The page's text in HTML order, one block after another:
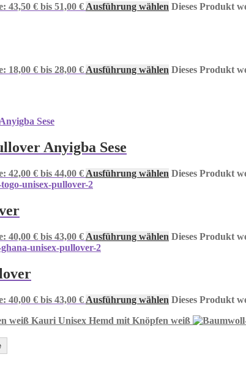
43,50 € bis 51,00 € Ausführung wählen Dieses Produkt
18,00 € bis 28,00 € Ausführung wählen Dieses Produkt
Anyigba Sese
42,00 € bis 44,00 € Ausführung wählen Dieses Produkt
40,00 € bis 43,00 € Ausführung wählen Dieses Produkt
40,00 € bis 43,00 € Ausführung wählen Dieses Produkt
Kauri Unisex Hemd mit Knöpfen weiß